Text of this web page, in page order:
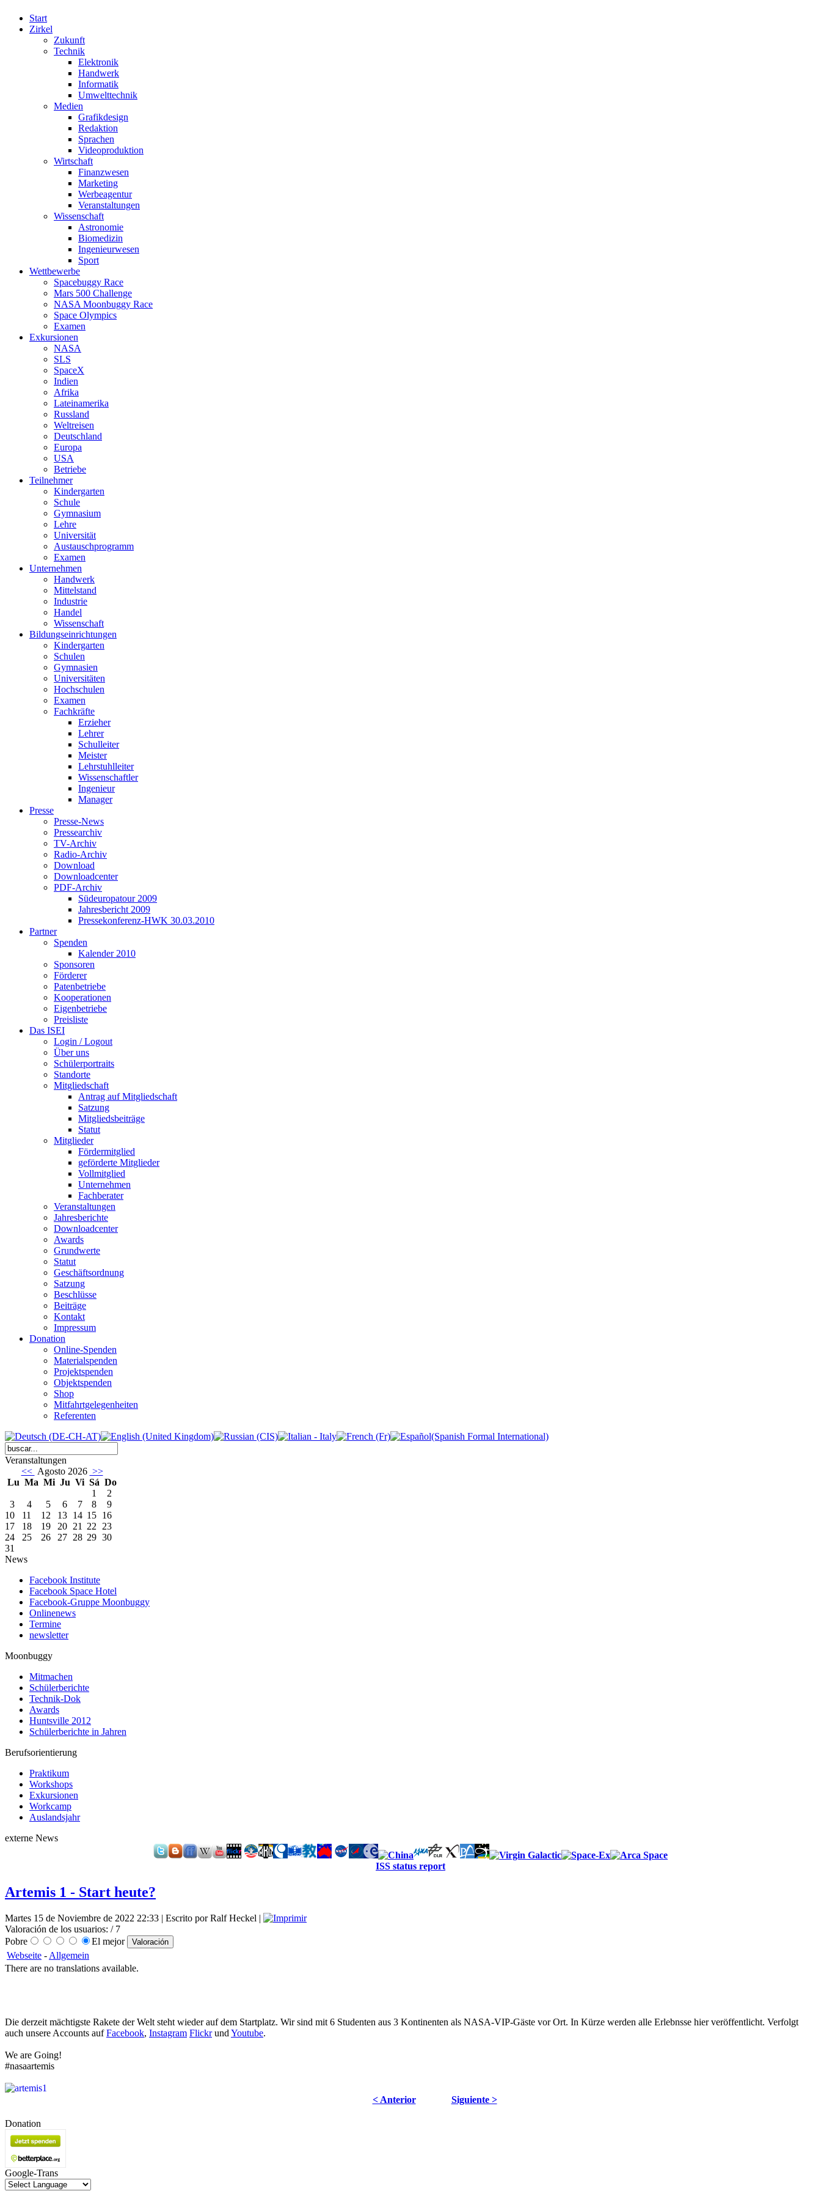
Start
Zirkel
Zukunft
Technik
Elektronik
Handwerk
Informatik
Umwelttechnik
Medien
Grafikdesign
Redaktion
Sprachen
Videoproduktion
Wirtschaft
Finanzwesen
Marketing
Werbeagentur
Veranstaltungen
Wissenschaft
Astronomie
Biomedizin
Ingenieurwesen
Sport
Wettbewerbe
Spacebuggy Race
Mars 500 Challenge
NASA Moonbuggy Race
Space Olympics
Examen
Exkursionen
NASA
SLS
SpaceX
Indien
Afrika
Lateinamerika
Russland
Weltreisen
Deutschland
Europa
USA
Betriebe
Teilnehmer
Kindergarten
Schule
Gymnasium
Lehre
Universität
Austauschprogramm
Examen
Unternehmen
Handwerk
Mittelstand
Industrie
Handel
Wissenschaft
Bildungseinrichtungen
Kindergarten
Schulen
Gymnasien
Universitäten
Hochschulen
Examen
Fachkräfte
Erzieher
Lehrer
Schulleiter
Meister
Lehrstuhlleiter
Wissenschaftler
Ingenieur
Manager
Presse
Presse-News
Pressearchiv
TV-Archiv
Radio-Archiv
Download
Downloadcenter
PDF-Archiv
Südeuropatour 2009
Jahresbericht 2009
Pressekonferenz-HWK 30.03.2010
Partner
Spenden
Kalender 2010
Sponsoren
Förderer
Patenbetriebe
Kooperationen
Eigenbetriebe
Preisliste
Das ISEI
Login / Logout
Über uns
Schülerportraits
Standorte
Mitgliedschaft
Antrag auf Mitgliedschaft
Satzung
Mitgliedsbeiträge
Statut
Mitglieder
Fördermitglied
geförderte Mitglieder
Vollmitglied
Unternehmen
Fachberater
Veranstaltungen
Jahresberichte
Downloadcenter
Awards
Grundwerte
Statut
Geschäftsordnung
Satzung
Beschlüsse
Beiträge
Kontakt
Impressum
Donation
Online-Spenden
Materialspenden
Projektspenden
Objektspenden
Shop
Mitfahrtgelegenheiten
Referenten
Veranstaltungen
<< Agosto 2026 >>
Lu Ma Mi Ju Vi Sá Do
1
2
3
4 5 6 7 8
9
10
11 12 13 14 15 16
17
18 19 20 21 22 23
24
25 26 27 28 29 30
31
News
Facebook Institute
Facebook Space Hotel
Facebook-Gruppe Moonbuggy
Onlinenews
Termine
newsletter
Moonbuggy
Mitmachen
Schülerberichte
Technik-Dok
Awards
Huntsville 2012
Schülerberichte in Jahren
Berufsorientierung
Praktikum
Workshops
Exkursionen
Workcamp
Auslandsjahr
externe News
ISS status report
Artemis 1 - Start heute?
Martes 15 de Noviembre de 2022 22:33 | Escrito por Ralf Heckel |
Valoración de los usuarios: / 7
Pobre
El mejor
Webseite - Allgemein
There are no translations available.
Die derzeit mächtigste Rakete der Welt steht wieder auf dem Startplatz. Wir sind mit 6 Studenten aus 3 Kontinenten als NASA-VIP-Gäste vor Ort. In Kürze werden alle Erlebnsse hier veröffentlicht. Verfolgt
auch unsere Accounts aufFacebook, Instagram Flickrund Youtube.
We are Going!
#nasaartemis
< Anterior Siguiente >
Donation
Google-Trans